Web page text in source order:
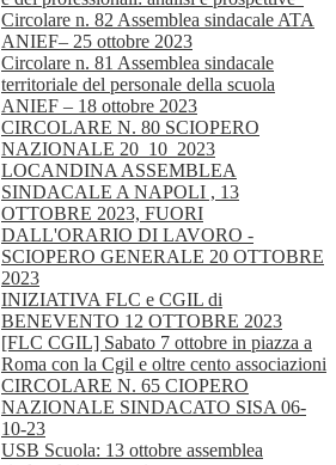
Circolare n. 82 Assemblea sindacale ATA
ANIEF– 25 ottobre 2023
Circolare n. 81 Assemblea sindacale
territoriale del personale della scuola
ANIEF – 18 ottobre 2023
CIRCOLARE N. 80 SCIOPERO
NAZIONALE 20_10_2023
LOCANDINA ASSEMBLEA
SINDACALE A NAPOLI , 13
OTTOBRE 2023, FUORI
DALL'ORARIO DI LAVORO -
SCIOPERO GENERALE 20 OTTOBRE
2023
INIZIATIVA FLC e CGIL di
BENEVENTO 12 OTTOBRE 2023
[FLC CGIL] Sabato 7 ottobre in piazza a
Roma con la Cgil e oltre cento associazioni
CIRCOLARE N. 65 CIOPERO
NAZIONALE SINDACATO SISA 06-
10-23
USB Scuola: 13 ottobre assemblea